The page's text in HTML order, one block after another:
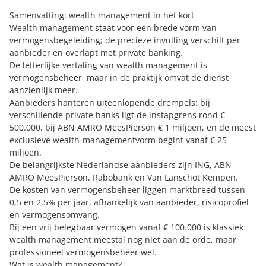
Samenvatting: wealth management in het kort
Wealth management staat voor een brede vorm van
vermogensbegeleiding; de precieze invulling verschilt per
aanbieder en overlapt met private banking.
De letterlijke vertaling van wealth management is
vermogensbeheer, maar in de praktijk omvat de dienst
aanzienlijk meer.
Aanbieders hanteren uiteenlopende drempels: bij
verschillende private banks ligt de instapgrens rond €
500.000, bij ABN AMRO MeesPierson € 1 miljoen, en de meest
exclusieve wealth-managementvorm begint vanaf € 25
miljoen.
De belangrijkste Nederlandse aanbieders zijn ING, ABN
AMRO MeesPierson, Rabobank en Van Lanschot Kempen.
De kosten van vermogensbeheer liggen marktbreed tussen
0,5 en 2,5% per jaar, afhankelijk van aanbieder, risicoprofiel
en vermogensomvang.
Bij een vrij belegbaar vermogen vanaf € 100.000 is klassiek
wealth management meestal nog niet aan de orde, maar
professioneel vermogensbeheer wel.